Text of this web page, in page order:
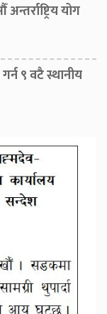
योग
९ वटै स्थानीय